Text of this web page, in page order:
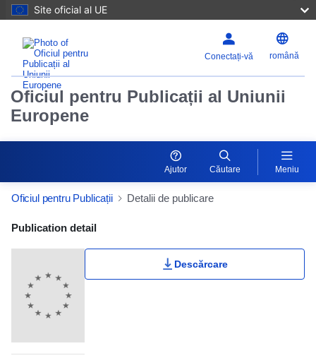
Site oficial al UE
Conectați-vă română
Oficiul pentru Publicații al Uniunii
Europene
Ajutor Căutare Meniu
Oficiul pentru Publicații Detalii de publicare
Publication Detail Actions Portlet
Publication detail
Descărcare